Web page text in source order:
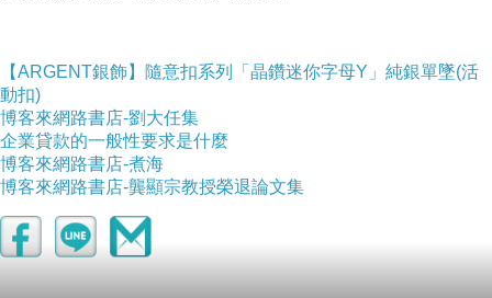
成份
【ARGENT銀飾】隨意扣系列「晶鑽迷你字母Y」純銀單墜(活
動扣)
博客來網路書店-劉大任集
企業貸款的一般性要求是什麼
博客來網路書店-煮海
博客來網路書店-龔顯宗教授榮退論文集